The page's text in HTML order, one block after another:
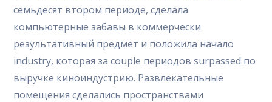
семьдесят втором периоде, сделала
компьютерные забавы в коммерчески
результативный предмет и положила начало
industry, которая за couple периодов surpassed по
выручке киноиндустрию. Развлекательные
помещения сделались пространствами